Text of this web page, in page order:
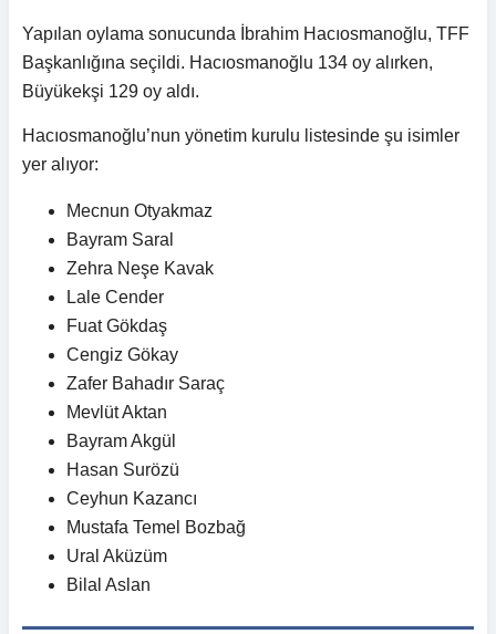
Yapılan oylama sonucunda İbrahim Hacıosmanoğlu, TFF
Başkanlığına seçildi. Hacıosmanoğlu 134 oy alırken,
Büyükekşi 129 oy aldı.
Hacıosmanoğlu’nun yönetim kurulu listesinde şu isimler
yer alıyor:
Mecnun Otyakmaz
Bayram Saral
Zehra Neşe Kavak
Lale Cender
Fuat Gökdaş
Cengiz Gökay
Zafer Bahadır Saraç
Mevlüt Aktan
Bayram Akgül
Hasan Surözü
Ceyhun Kazancı
Mustafa Temel Bozbağ
Ural Aküzüm
Bilal Aslan